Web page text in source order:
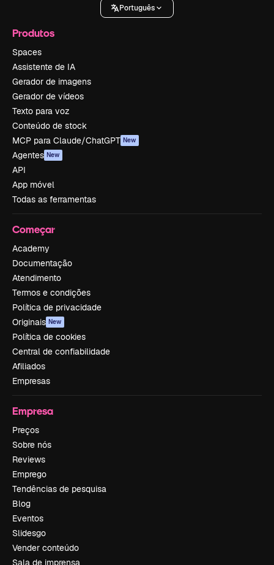
Português
Produtos
Spaces
Assistente de IA
Gerador de imagens
Gerador de vídeos
Texto para voz
Conteúdo de stock
MCP para Claude/ChatGPT New
Agentes New
API
App móvel
Todas as ferramentas
Começar
Academy
Documentação
Atendimento
Termos e condições
Política de privacidade
Originais New
Política de cookies
Central de confiabilidade
Afiliados
Empresas
Empresa
Preços
Sobre nós
Reviews
Emprego
Tendências de pesquisa
Blog
Eventos
Slidesgo
Vender conteúdo
Sala de imprensa